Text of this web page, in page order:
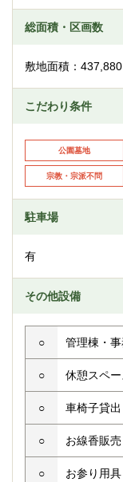
総面積・区画数
敷地面積：
こだわり条件
公園墓地
宗教・宗派不問
駐車場
有
その他設備
○ 管理棟・
○ 休憩スペー
○ 車椅子貸出
○ お線香販売
○ お参り用具